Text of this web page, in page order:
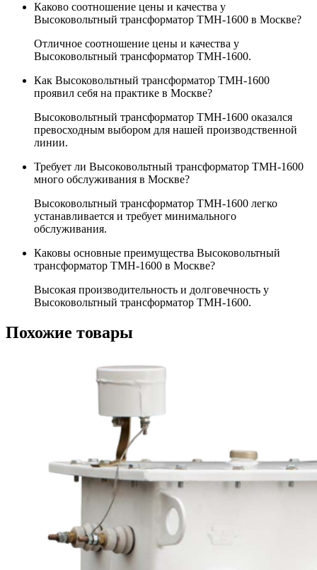
Каково соотношение цены и качества у
Высоковольтный трансформатор ТМН-1600 в Москве?
Отличное соотношение цены и качества у
Высоковольтный трансформатор ТМН-1600.
Как Высоковольтный трансформатор ТМН-1600
проявил себя на практике в Москве?
Высоковольтный трансформатор ТМН-1600 оказался
превосходным выбором для нашей производственной
линии.
Требует ли Высоковольтный трансформатор ТМН-1600
много обслуживания в Москве?
Высоковольтный трансформатор ТМН-1600 легко
устанавливается и требует минимального
обслуживания.
Каковы основные преимущества Высоковольтный
трансформатор ТМН-1600 в Москве?
Высокая производительность и долговечность у
Высоковольтный трансформатор ТМН-1600.
Похожие товары